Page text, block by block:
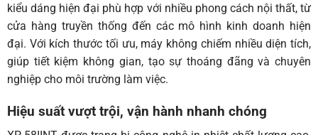
kiểu dáng hiện đại phù hợp với nhiều phong cách nội thất, từ
cửa hàng truyền thống đến các mô hình kinh doanh hiện
đại. Với kích thước tối ưu, máy không chiếm nhiều diện tích,
giúp tiết kiệm không gian, tạo sự thoáng đãng và chuyên
nghiệp cho môi trường làm việc.
Hiệu suất vượt trội, vận hành nhanh chóng